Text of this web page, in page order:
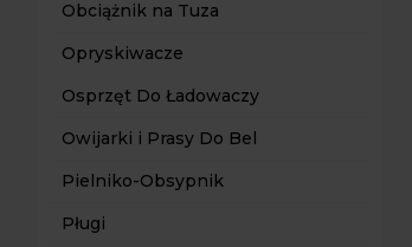
Obciążnik na Tuza
Opryskiwacze
Osprzęt Do Ładowaczy
Owijarki i Prasy Do Bel
Pielniko-Obsypnik
Pługi